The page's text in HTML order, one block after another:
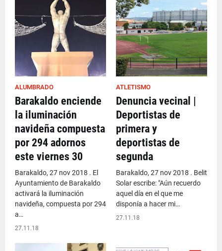
ALUMBRADO
Barakaldo enciende
la iluminación
navideña compuesta
por 294 adornos
este viernes 30
Barakaldo, 27 nov 2018 . El
Ayuntamiento de Barakaldo
activará la iluminación
navideña, compuesta por 294
a…
27.11.18
ATLETISMO
Denuncia vecinal |
Deportistas de
primera y
deportistas de
segunda
Barakaldo, 27 nov 2018 . Belit
Solar escribe: "Aún recuerdo
aquel día en el que me
disponía a hacer mi…
27.11.18